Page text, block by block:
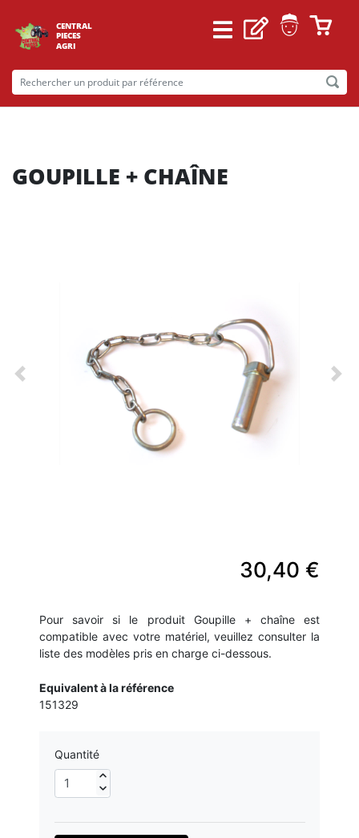
CENTRAL
PIECES
AGRI
GOUPILLE + CHAÎNE
Previous
30,40 €
Pour savoir si le produit Goupille + chaîne est
compatible avec votre matériel, veuillez consulter la
liste des modèles pris en charge ci-dessous.
Equivalent à la référence
151329
Quantité